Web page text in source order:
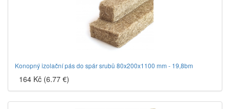
Konopný izolační pás do spár srubů 80x200x1100 mm - 19,8bm
164 Kč (6.77 €)